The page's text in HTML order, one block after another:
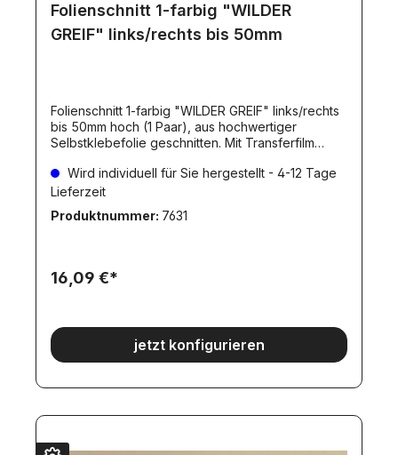
Folienschnitt 1-farbig "WILDER
GREIF" links/rechts bis 50mm
Folienschnitt 1-farbig "WILDER GREIF" links/rechts
bis 50mm hoch (1 Paar), aus hochwertiger
Selbstklebefolie geschnitten. Mit Transferfilm
wählbar!Bitte die gewünschte Farbe angeben!Die
Folienfarbe(n) können Sie aus unserer
für Sie hergestellt. Dadurch ergibt sich eine
dem Zahlungseingang angefertigt.
Wird individuell für Sie hergestellt - 4-12 Tage
Lieferzeit
Produktnummer: 7631
16,09 €*
jetzt konfigurieren